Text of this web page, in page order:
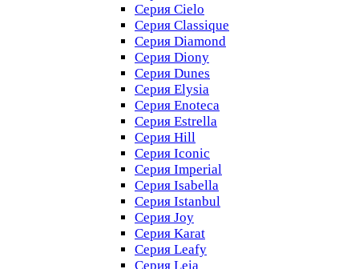
Серия Cielo
Серия Classique
Серия Diamond
Серия Diony
Серия Dunes
Серия Elysia
Серия Enoteca
Серия Estrella
Серия Hill
Серия Iconic
Серия Imperial
Серия Isabella
Серия Istanbul
Серия Joy
Серия Karat
Серия Leafy
Серия Leia